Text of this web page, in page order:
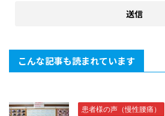
こんな記事も読まれています
患者様の声（慢性腰痛）